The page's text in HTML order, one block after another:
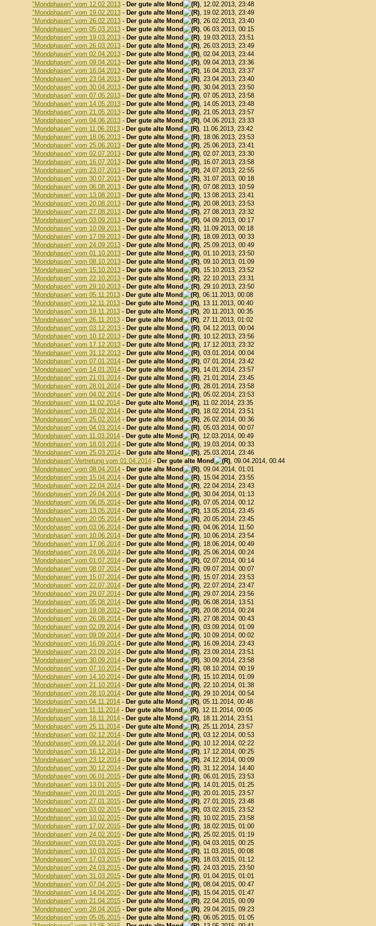
"Mondphasen" vom 12.02.2013 - Der gute alte Mond
, 12.02.2013, 23:48
"Mondphasen" vom 19.02.2013 - Der gute alte Mond
, 19.02.2013, 23:49
"Mondphasen" vom 26.02.2013 - Der gute alte Mond
, 26.02.2013, 23:40
"Mondphasen" vom 05.03.2013 - Der gute alte Mond
, 06.03.2013, 00:15
"Mondphasen" vom 19.03.2013 - Der gute alte Mond
, 19.03.2013, 23:51
"Mondphasen" vom 26.03.2013 - Der gute alte Mond
, 26.03.2013, 23:49
"Mondphasen" vom 02.04.2013 - Der gute alte Mond
, 02.04.2013, 23:44
"Mondphasen" vom 09.04.2013 - Der gute alte Mond
, 09.04.2013, 23:36
"Mondphasen" vom 16.04.2013 - Der gute alte Mond
, 16.04.2013, 23:37
"Mondphasen" vom 23.04.2013 - Der gute alte Mond
, 23.04.2013, 23:40
"Mondphasen" vom 30.04.2013 - Der gute alte Mond
, 30.04.2013, 23:50
"Mondphasen" vom 07.05.2013 - Der gute alte Mond
, 07.05.2013, 23:58
"Mondphasen" vom 14.05.2013 - Der gute alte Mond
, 14.05.2013, 23:48
"Mondphasen" vom 21.05.2013 - Der gute alte Mond
, 21.05.2013, 23:57
"Mondphasen" vom 04.06.2013 - Der gute alte Mond
, 04.06.2013, 23:33
"Mondphasen" vom 11.06.2013 - Der gute alte Mond
, 11.06.2013, 23:42
"Mondphasen" vom 18.06.2013 - Der gute alte Mond
, 18.06.2013, 23:53
"Mondphasen" vom 25.06.2013 - Der gute alte Mond
, 25.06.2013, 23:41
"Mondphasen" vom 02.07.2013 - Der gute alte Mond
, 02.07.2013, 23:30
"Mondphasen" vom 16.07.2013 - Der gute alte Mond
, 16.07.2013, 23:58
"Mondphasen" vom 23.07.2013 - Der gute alte Mond
, 24.07.2013, 22:55
"Mondphasen" vom 30.07.2013 - Der gute alte Mond
, 31.07.2013, 00:18
"Mondphasen" vom 06.08.2013 - Der gute alte Mond
, 07.08.2013, 10:59
"Mondphasen" vom 13.08.2013 - Der gute alte Mond
, 13.08.2013, 23:41
"Mondphasen" vom 20.08.2013 - Der gute alte Mond
, 20.08.2013, 23:53
"Mondphasen" vom 27.08.2013 - Der gute alte Mond
, 27.08.2013, 23:32
"Mondphasen" vom 03.09.2013 - Der gute alte Mond
, 04.09.2013, 00:17
"Mondphasen" vom 10.09.2013 - Der gute alte Mond
, 11.09.2013, 00:18
"Mondphasen" vom 17.09.2013 - Der gute alte Mond
, 18.09.2013, 00:33
"Mondphasen" vom 24.09.2013 - Der gute alte Mond
, 25.09.2013, 00:49
"Mondphasen" vom 01.10.2013 - Der gute alte Mond
, 01.10.2013, 23:50
"Mondphasen" vom 08.10.2013 - Der gute alte Mond
, 09.10.2013, 01:09
"Mondphasen" vom 15.10.2013 - Der gute alte Mond
, 15.10.2013, 23:52
"Mondphasen" vom 22.10.2013 - Der gute alte Mond
, 22.10.2013, 23:31
"Mondphasen" vom 29.10.2013 - Der gute alte Mond
, 29.10.2013, 23:50
"Mondphasen" vom 05.11.2013 - Der gute alte Mond
, 06.11.2013, 00:08
"Mondphasen" vom 12.11.2013 - Der gute alte Mond
, 13.11.2013, 00:40
"Mondphasen" vom 19.11.2013 - Der gute alte Mond
, 20.11.2013, 00:35
"Mondphasen" vom 26.11.2013 - Der gute alte Mond
, 27.11.2013, 01:02
"Mondphasen" vom 03.12.2013 - Der gute alte Mond
, 04.12.2013, 00:04
"Mondphasen" vom 10.12.2013 - Der gute alte Mond
, 10.12.2013, 23:56
"Mondphasen" vom 17.12.2013 - Der gute alte Mond
, 17.12.2013, 23:32
"Mondphasen" vom 31.12.2013 - Der gute alte Mond
, 03.01.2014, 00:04
"Mondphasen" vom 07.01.2014 - Der gute alte Mond
, 07.01.2014, 23:42
"Mondphasen" vom 14.01.2014 - Der gute alte Mond
, 14.01.2014, 23:57
"Mondphasen" vom 21.01.2014 - Der gute alte Mond
, 21.01.2014, 23:45
"Mondphasen" vom 28.01.2014 - Der gute alte Mond
, 28.01.2014, 23:58
"Mondphasen" vom 04.02.2014 - Der gute alte Mond
, 05.02.2014, 23:53
"Mondphasen" vom 11.02.2014 - Der gute alte Mond
, 11.02.2014, 23:35
"Mondphasen" vom 18.02.2014 - Der gute alte Mond
, 18.02.2014, 23:51
"Mondphasen" vom 25.02.2014 - Der gute alte Mond
, 26.02.2014, 00:36
"Mondphasen" vom 04.03.2014 - Der gute alte Mond
, 05.03.2014, 00:07
"Mondphasen" vom 11.03.2014 - Der gute alte Mond
, 12.03.2014, 00:49
"Mondphasen" vom 18.03.2014 - Der gute alte Mond
, 19.03.2014, 00:33
"Mondphasen" vom 25.03.2014 - Der gute alte Mond
, 25.03.2014, 23:46
"Mondphasen"-Vertretung vom 01.04.2014 - Der gute alte Mond
, 09.04.2014, 00:44
"Mondphasen" vom 08.04.2014 - Der gute alte Mond
, 09.04.2014, 01:01
"Mondphasen" vom 15.04.2014 - Der gute alte Mond
, 15.04.2014, 23:55
"Mondphasen" vom 22.04.2014 - Der gute alte Mond
, 22.04.2014, 23:43
"Mondphasen" vom 29.04.2014 - Der gute alte Mond
, 30.04.2014, 01:13
"Mondphasen" vom 06.05.2014 - Der gute alte Mond
, 07.05.2014, 00:12
"Mondphasen" vom 13.05.2014 - Der gute alte Mond
, 13.05.2014, 23:45
"Mondphasen" vom 20.05.2014 - Der gute alte Mond
, 20.05.2014, 23:45
"Mondphasen" vom 03.06.2014 - Der gute alte Mond
, 04.06.2014, 11:50
"Mondphasen" vom 10.06.2014 - Der gute alte Mond
, 10.06.2014, 23:54
"Mondphasen" vom 17.06.2014 - Der gute alte Mond
, 18.06.2014, 00:49
"Mondphasen" vom 24.06.2014 - Der gute alte Mond
, 25.06.2014, 00:24
"Mondphasen" vom 01.07.2014 - Der gute alte Mond
, 02.07.2014, 00:14
"Mondphasen" vom 08.07.2014 - Der gute alte Mond
, 09.07.2014, 00:07
"Mondphasen" vom 15.07.2014 - Der gute alte Mond
, 15.07.2014, 23:53
"Mondphasen" vom 22.07.2014 - Der gute alte Mond
, 22.07.2014, 23:47
"Mondphasen" vom 29.07.2014 - Der gute alte Mond
, 29.07.2014, 23:56
"Mondphasen" vom 05.08.2014 - Der gute alte Mond
, 06.08.2014, 13:51
"Mondphasen" vom 19.08.2012 - Der gute alte Mond
, 20.08.2014, 00:24
"Mondphasen" vom 26.08.2014 - Der gute alte Mond
, 27.08.2014, 00:43
"Mondphasen" vom 02.09.2014 - Der gute alte Mond
, 03.09.2014, 01:09
"Mondphasen" vom 09.09.2014 - Der gute alte Mond
, 10.09.2014, 00:02
"Mondphasen" vom 16.09.2014 - Der gute alte Mond
, 16.09.2014, 23:43
"Mondphasen" vom 23.09.2014 - Der gute alte Mond
, 23.09.2014, 23:51
"Mondphasen" vom 30.09.2014 - Der gute alte Mond
, 30.09.2014, 23:58
"Mondphasen" vom 07.10.2014 - Der gute alte Mond
, 08.10.2014, 00:19
"Mondphasen" vom 14.10.2014 - Der gute alte Mond
, 15.10.2014, 01:09
"Mondphasen" vom 21.10.2014 - Der gute alte Mond
, 22.10.2014, 01:38
"Mondphasen" vom 28.10.2014 - Der gute alte Mond
, 29.10.2014, 00:54
"Mondphasen" vom 04.11.2014 - Der gute alte Mond
, 05.11.2014, 00:48
"Mondphasen" vom 11.11.2014 - Der gute alte Mond
, 12.11.2014, 00:05
"Mondphasen" vom 18.11.2014 - Der gute alte Mond
, 18.11.2014, 23:51
"Mondphasen" vom 25.11.2014 - Der gute alte Mond
, 25.11.2014, 23:57
"Mondphasen" vom 02.12.2014 - Der gute alte Mond
, 03.12.2014, 00:53
"Mondphasen" vom 09.12.2014 - Der gute alte Mond
, 10.12.2014, 02:22
"Mondphasen" vom 16.12.2014 - Der gute alte Mond
, 17.12.2014, 00:25
"Mondphasen" vom 23.12.2014 - Der gute alte Mond
, 24.12.2014, 00:09
"Mondphasen" vom 30.12.2014 - Der gute alte Mond
, 31.12.2014, 14:40
"Mondphasen" vom 06.01.2015 - Der gute alte Mond
, 06.01.2015, 23:53
"Mondphasen" vom 13.01.2015 - Der gute alte Mond
, 14.01.2015, 01:25
"Mondphasen" vom 20.01.2015 - Der gute alte Mond
, 20.01.2015, 23:57
"Mondphasen" vom 27.01.2015 - Der gute alte Mond
, 27.01.2015, 23:48
"Mondphasen" vom 03.02.2015 - Der gute alte Mond
, 03.02.2015, 23:52
"Mondphasen" vom 10.02.2015 - Der gute alte Mond
, 10.02.2015, 23:58
"Mondphasen" vom 17.02.2015 - Der gute alte Mond
, 18.02.2015, 01:00
"Mondphasen" vom 24.02.2015 - Der gute alte Mond
, 25.02.2015, 01:19
"Mondphasen" vom 03.03.2015 - Der gute alte Mond
, 04.03.2015, 00:25
"Mondphasen" vom 10.03.2015 - Der gute alte Mond
, 11.03.2015, 00:08
"Mondphasen" vom 17.03.2015 - Der gute alte Mond
, 18.03.2015, 01:12
"Mondphasen" vom 24.03.2015 - Der gute alte Mond
, 24.03.2015, 23:50
"Mondphasen" vom 31.03.2015 - Der gute alte Mond
, 01.04.2015, 01:01
"Mondphasen" vom 07.04.2015 - Der gute alte Mond
, 08.04.2015, 00:47
"Mondphasen" vom 14.04.2015 - Der gute alte Mond
, 15.04.2015, 01:47
"Mondphasen" vom 21.04.2015 - Der gute alte Mond
, 22.04.2015, 00:09
"Mondphasen" vom 28.04.2015 - Der gute alte Mond
, 29.04.2015, 09:23
"Mondphasen" vom 05.05.2015 - Der gute alte Mond
, 06.05.2015, 01:05